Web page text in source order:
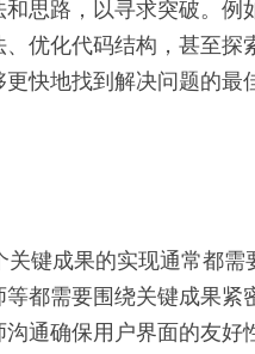
思路，以寻求突破。例
优化代码结构，甚至探
快地找到解决问题的最
都需要围绕关键成果紧
通确保用户界面的友好